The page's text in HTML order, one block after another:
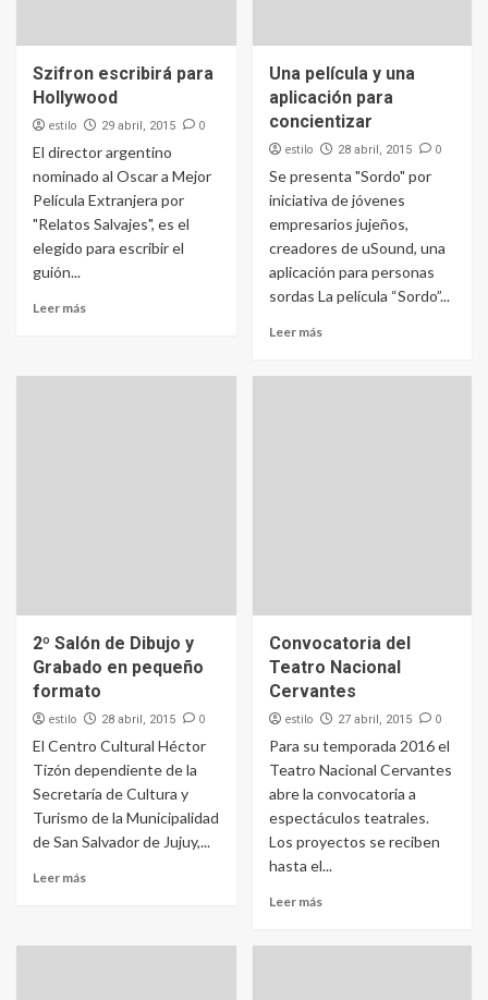
Szifron escribirá para
Hollywood
estilo 29 abril, 2015 0
El director argentino
nominado al Oscar a Mejor
Película Extranjera por
"Relatos Salvajes", es el
elegido para escribir el
guión...
Leer más
Una película y una
aplicación para
concientizar
estilo 28 abril, 2015 0
Se presenta "Sordo" por
iniciativa de jóvenes
empresarios jujeños,
creadores de uSound, una
aplicación para personas
sordas La película “Sordo”...
Leer más
2º Salón de Dibujo y
Grabado en pequeño
formato
estilo 28 abril, 2015 0
El Centro Cultural Héctor
Tizón dependiente de la
Secretaría de Cultura y
Turismo de la Municipalidad
de San Salvador de Jujuy,...
Leer más
Convocatoria del
Teatro Nacional
Cervantes
estilo 27 abril, 2015 0
Para su temporada 2016 el
Teatro Nacional Cervantes
abre la convocatoria a
espectáculos teatrales.
Los proyectos se reciben
hasta el...
Leer más